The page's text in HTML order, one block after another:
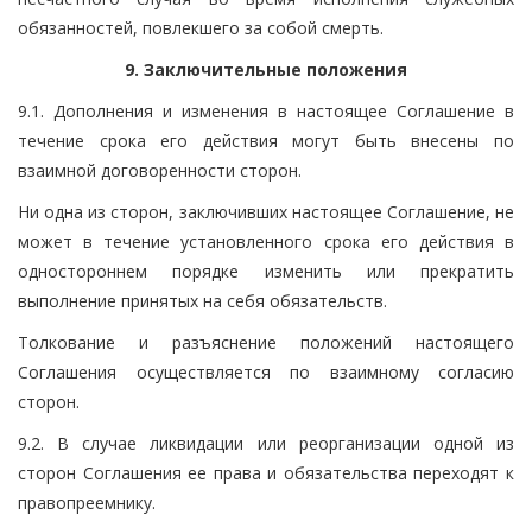
обязанностей, повлекшего за собой смерть.
9. Заключительные положения
9.1. Дополнения и изменения в настоящее Соглашение в
течение срока его действия могут быть внесены по
взаимной договоренности сторон.
Ни одна из сторон, заключивших настоящее Соглашение, не
может в течение установленного срока его действия в
одностороннем порядке изменить или прекратить
выполнение принятых на себя обязательств.
Толкование и разъяснение положений настоящего
Соглашения осуществляется по взаимному согласию
сторон.
9.2. В случае ликвидации или реорганизации одной из
сторон Соглашения ее права и обязательства переходят к
правопреемнику.